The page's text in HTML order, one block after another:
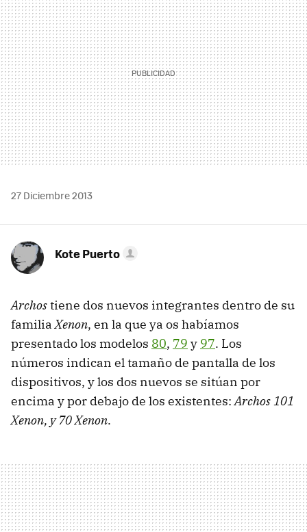
27 Diciembre 2013
Kote Puerto
Archostiene dos nuevos integrantes dentro de su
familiaXenon, en la que ya os habíamos
presentado los modelos 80, 79 y 97. Los
números indican el tamaño de pantalla de los
dispositivos, y los dos nuevos se sitúan por
encima y por debajo de los existentes:Archos 101
Xenon, y 70 Xenon.